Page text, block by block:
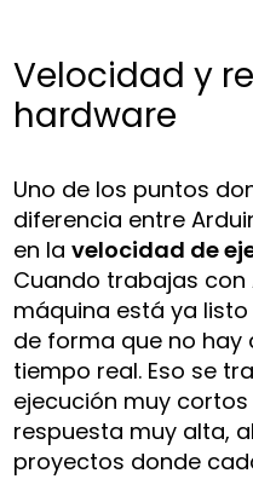
Velocidad y
hardware
Uno de los puntos
diferencia entre
en lavelocidad de
Cuando trabajas con
máquina está ya
de forma que no hay
tiempo real. Eso se
ejecución muy
respuesta muy alta,
proyectos donde